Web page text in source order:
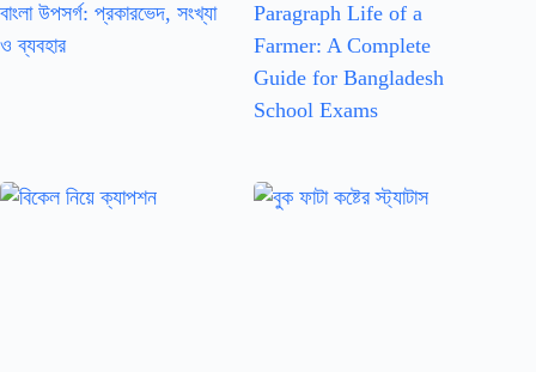
বাংলা উপসর্গ: প্রকারভেদ, সংখ্যা
ও ব্যবহার
Paragraph Life of a
Farmer: A Complete
Guide for Bangladesh
School Exams